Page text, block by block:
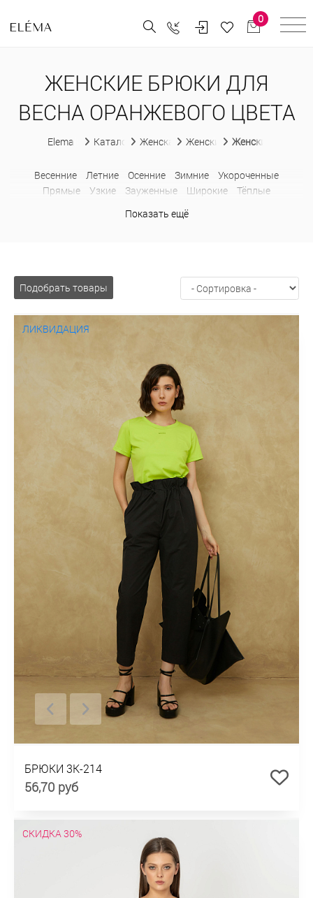
0
ЖЕНСКИЕ БРЮКИ ДЛЯ
ВЕСНА ОРАНЖЕВОГО ЦВЕТА
Elema Каталог Женская одеждаЖенские брюкиЖенские брюки
Весенние Летние Осенние Зимние
Укороченные
Прямые
Узкие Зауженные Широкие
Тёплые
С карманами
Показать ещё
Подобрать товары
ЛИКВИДАЦИЯ
БРЮКИ 3К-214
56,70 руб
СКИДКА 30%